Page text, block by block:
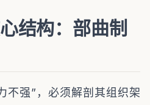
结构：部曲制
不强”，必须解剖其组织架